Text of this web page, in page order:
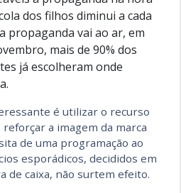
dos filhos diminui a cada
propaganda vai ao ar, em
mais de 90% dos
já escolheram onde
é utilizar o recurso
a imagem da marca
de uma programação ao
esporádicos, decididos em
de caixa, não surtem efeito.